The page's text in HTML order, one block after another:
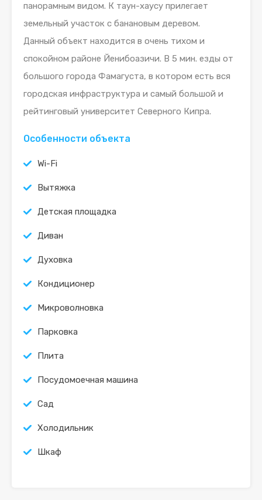
панорамным видом. К таун-хаусу прилегает
земельный участок с банановым деревом.
Данный объект находится в очень тихом и
спокойном районе Йенибоазичи. В 5 мин. езды от
большого города Фамагуста, в котором есть вся
городская инфраструктура и самый большой и
рейтинговый университет Северного Кипра.
Особенности объекта
Wi-Fi
Вытяжка
Детская площадка
Диван
Духовка
Кондиционер
Микроволновка
Парковка
Плита
Посудомоечная машина
Сад
Холодильник
Шкаф